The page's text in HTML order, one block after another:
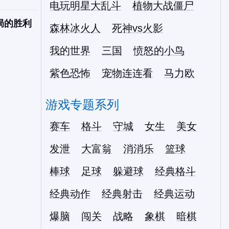
胜利
电玩明星大乱斗
植物大战僵尸
森林冰火人
死神vs火影
我的世界
三国
愤怒的小鸟
紫色恐怖
宠物连连看 马力欧
游戏专题系列
赛车 格斗 守城 女生
美女
发泄
大富翁 消消乐
篮球
棒球
足球 躲避球
经典格斗
经典动作
经典射击
经典运动
爆脑
闯关 战略 象棋 暗棋